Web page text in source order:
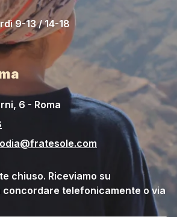
9-13 / 14-18
6 - Roma
chiuso. Riceviamo su
concordare telefonicamente o via